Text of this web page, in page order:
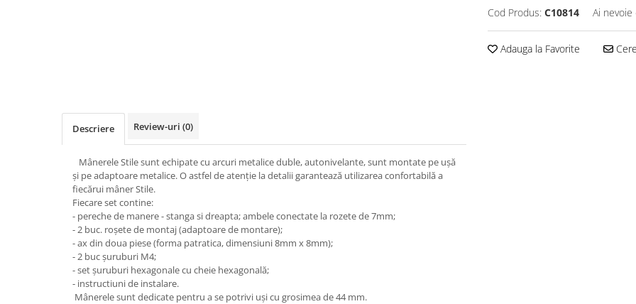
Cod Produs: C10814 Ai nevoie
Adauga la Favorite
Descriere Review-uri (0)
Mânerele Stile sunt echipate cu arcuri metalice duble, autonivelante, sunt montate pe ușă
și pe adaptoare metalice. O astfel de atenție la detalii garantează utilizarea confortabilă a
fiecărui mâner Stile.
Fiecare set contine:
- pereche de manere - stanga si dreapta; ambele conectate la rozete de 7mm;
- 2 buc. roşete de montaj (adaptoare de montare);
- ax din doua piese (forma patratica, dimensiuni 8mm x 8mm);
- 2 buc șuruburi M4;
- set șuruburi hexagonale cu cheie hexagonală;
- instructiuni de instalare.
Mânerele sunt dedicate pentru a se potrivi uși cu grosimea de 44 mm.